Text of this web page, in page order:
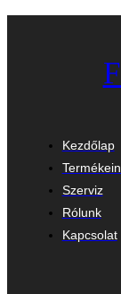
Kezdőlap
Szerviz
Rólunk
Kapcsolat